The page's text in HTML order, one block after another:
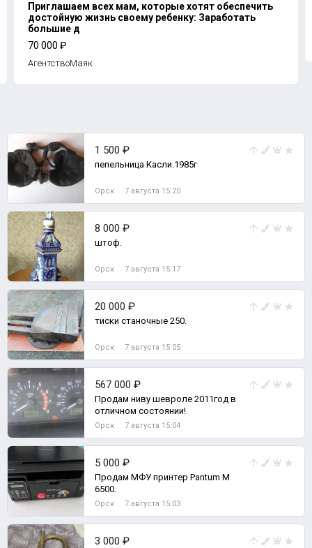
Приглашаем всех мам, которые хотят обеспечить
достойную жизнь своему ребенку: Заработать
большие д
70 000 ₽
АгентствоМаяк
1 500 ₽
пепельница Касли.1985г
Орск 7 августа 15:20
8 000 ₽
штоф.
Орск 7 августа 15:17
20 000 ₽
тиски станочные 250.
Орск 7 августа 15:05
567 000 ₽
Продам ниву шевроле 2011год в
отличном состоянии!
Орск 7 августа 15:04
5 000 ₽
Продам МФУ принтер Pantum M
6500.
Орск 7 августа 15:03
3 000 ₽